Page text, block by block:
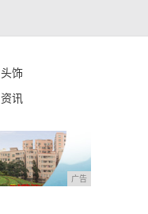
头饰
资讯
广告